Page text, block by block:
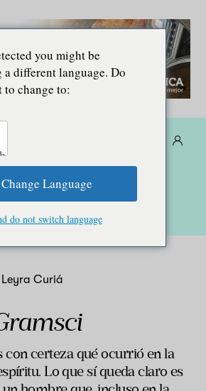
Curiá
con certeza qué ocurrió en la
Lo que sí queda claro es
you might be
a different language. Do
to change to:
Change Language
do not switch language